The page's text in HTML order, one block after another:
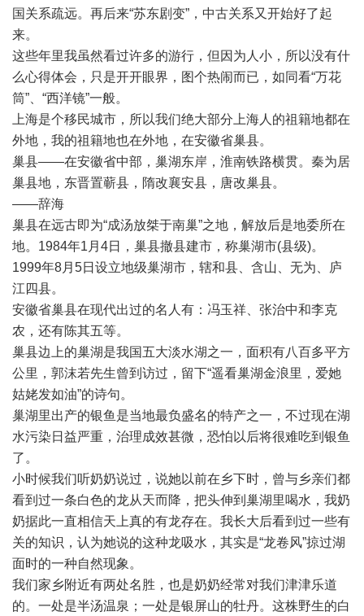
国关系疏远。再后来“苏东剧变”，中古关系又开始好了起
来。
这些年里我虽然看过许多的游行，但因为人小，所以没有什
么心得体会，只是开开眼界，图个热闹而已，如同看“万花
筒”、“西洋镜”一般。
上海是个移民城市，所以我们绝大部分上海人的祖籍地都在
外地，我的祖籍地也在外地，在安徽省巢县。
巢县——在安徽省中部，巢湖东岸，淮南铁路横贯。秦为居
巢县地，东晋置蕲县，隋改襄安县，唐改巢县。
——辞海
巢县在远古即为“成汤放桀于南巢”之地，解放后是地委所在
地。1984年1月4日，巢县撤县建市，称巢湖市(县级)。
1999年8月5日设立地级巢湖市，辖和县、含山、无为、庐
江四县。
安徽省巢县在现代出过的名人有：冯玉祥、张治中和李克
农，还有陈其五等。
巢县边上的巢湖是我国五大淡水湖之一，面积有八百多平方
公里，郭沫若先生曾到访过，留下“遥看巢湖金浪里，爱她
姑姥发如油”的诗句。
巢湖里出产的银鱼是当地最负盛名的特产之一，不过现在湖
水污染日益严重，治理成效甚微，恐怕以后将很难吃到银鱼
了。
小时候我们听奶奶说过，说她以前在乡下时，曾与乡亲们都
看到过一条白色的龙从天而降，把头伸到巢湖里喝水，我奶
奶据此一直相信天上真的有龙存在。我长大后看到过一些有
关的知识，认为她说的这种龙吸水，其实是“龙卷风”掠过湖
面时的一种自然现象。
我们家乡附近有两处名胜，也是奶奶经常对我们津津乐道
的。一处是半汤温泉；一处是银屏山的牡丹。这株野生的白